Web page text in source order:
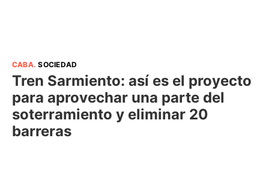
CABA.SOCIEDAD
Tren Sarmiento: así es el proyecto
para aprovechar una parte del
soterramiento y eliminar 20
barreras